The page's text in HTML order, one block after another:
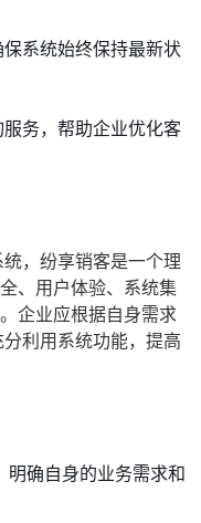
系统始终保持最新状
务，帮助企业优化客
，纷享销客是一个理
、用户体验、系统集
企业应根据自身需求
利用系统功能，提高
明确自身的业务需求和